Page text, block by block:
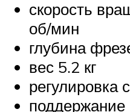
скорость
об/мин
глубина
вес 5.2 кг
регулировка
поддержание